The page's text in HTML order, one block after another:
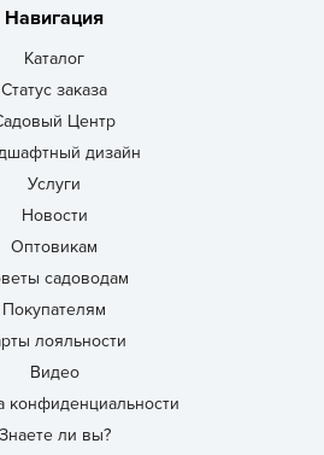
Навигация
Каталог
Статус заказа
Центр
дизайн
Услуги
Новости
Оптовикам
садоводам
Покупателям
лояльности
Видео
конфиденциальности
Знаете ли вы?